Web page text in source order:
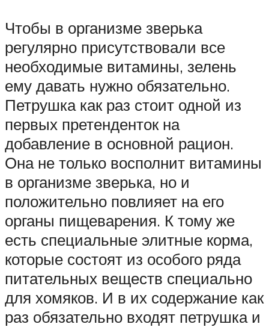
Чтобы в организме зверька
регулярно присутствовали все
необходимые витамины, зелень
ему давать нужно обязательно.
Петрушка как раз стоит одной из
первых претенденток на
добавление в основной рацион.
Она не только восполнит витамины
в организме зверька, но и
положительно повлияет на его
органы пищеварения. К тому же
есть специальные элитные корма,
которые состоят из особого ряда
питательных веществ специально
для хомяков. И в их содержание как
раз обязательно входят петрушка и